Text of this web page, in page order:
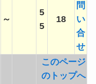
～
5
5
18
問
い
合
せ
このページ
のトップへ